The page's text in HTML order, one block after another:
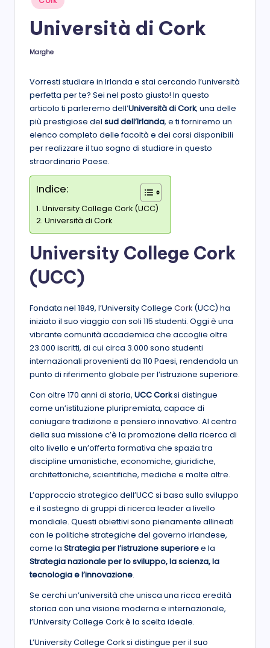
in
Università di Cork
Posted
Marghe
Vorresti studiare in Irlanda e stai cercando l’università
perfetta per te? Sei nel posto giusto! In questo
articolo ti parleremo dell’Università di Cork, una delle
più prestigiose del sud dell’Irlanda, e ti forniremo un
elenco completo delle facoltà e dei corsi disponibili
per realizzare il tuo sogno di studiare in questo
straordinario Paese.
Indice:
University College Cork (UCC)
Università di Cork
University College Cork
(UCC)
Fondata nel 1849, l’University College Cork (UCC) ha
iniziato il suo viaggio con soli 115 studenti. Oggi è una
vibrante comunità accademica che accoglie oltre
23.000 iscritti, di cui circa 3.000 sono studenti
internazionali provenienti da 110 Paesi, rendendola un
punto di riferimento globale per l’istruzione superiore.
Con oltre 170 anni di storia, UCC Corksi distingue
come un’istituzione pluripremiata, capace di
coniugare tradizione e pensiero innovativo. Al centro
della sua missione c’è la promozione della ricerca di
alto livello e un’offerta formativa che spazia tra
discipline umanistiche, economiche, giuridiche,
architettoniche, scientifiche, mediche e molte altre.
L’approccio strategico dell’UCC si basa sullo sviluppo
e il sostegno di gruppi di ricerca leader a livello
mondiale. Questi obiettivi sono pienamente allineati
con le politiche strategiche del governo irlandese,
come la Strategia per l’istruzione superioree la
Strategia nazionale per lo sviluppo, la scienza, la
tecnologia e l’innovazione.
Se cerchi un’università che unisca una ricca eredità
storica con una visione moderna e internazionale,
l’University College Cork è la scelta ideale.
L’University College Cork si distingue per il suo